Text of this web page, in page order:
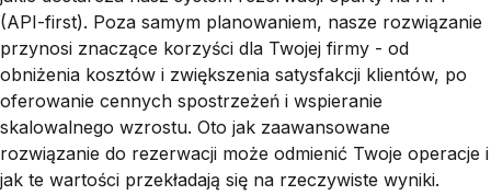
(API-first). Poza samym planowaniem, nasze rozwiązanie
przynosi znaczące korzyści dla Twojej firmy - od
obniżenia kosztów i zwiększenia satysfakcji klientów, po
oferowanie cennych spostrzeżeń i wspieranie
skalowalnego wzrostu. Oto jak zaawansowane
rozwiązanie do rezerwacji może odmienić Twoje operacje i
jak te wartości przekładają się na rzeczywiste wyniki.